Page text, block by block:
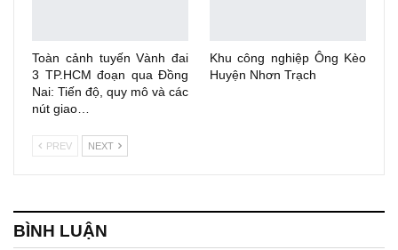
Toàn cảnh tuyến Vành đai
3 TP.HCM đoạn qua Đồng
Nai: Tiến độ, quy mô và các
nút giao…
Khu công nghiệp Ông Kèo
Huyện Nhơn Trạch
PREV NEXT
BÌNH LUẬN